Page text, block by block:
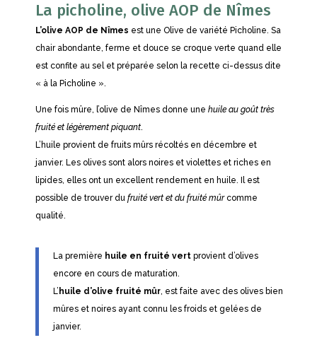
La picholine, olive AOP de Nîmes
L’olive AOP de Nîmes est une Olive de variété Picholine. Sa
chair abondante, ferme et douce se croque verte quand elle
est confite au sel et préparée selon la recette ci-dessus dite
« à la Picholine ».
Une fois mûre, l’olive de Nîmes donne une huile au goût très
fruité et légèrement piquant.
L’huile provient de fruits mûrs récoltés en décembre et
janvier. Les olives sont alors noires et violettes et riches en
lipides, elles ont un excellent rendement en huile. Il est
possible de trouver du fruité vert et du fruité mûrcomme
qualité.
La première huile en fruité vertprovient d’olives
encore en cours de maturation.
L’ huile d’olive fruité mûr, est faite avec des olives bien
mûres et noires ayant connu les froids et gelées de
janvier.